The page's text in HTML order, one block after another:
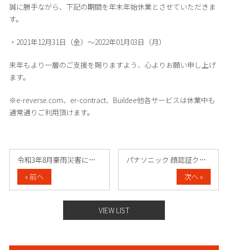
誠に勝手ながら、下記の期間を年末年始休業とさせていただきま
す。
・2021年12月31日（金）～2022年01月03日（月）
来年もより一層のご支援を賜りますよう、心よりお願い申し上げ
ます。
※e-reverse.com、er-contract、Buildee他各サービスは休業中も
通常通りご利用頂けます。
令和3年8月豪雨災害に対する義援金支援に……
« 前へ
パナソニック 顔認証クラウドサービス パ……
次へ »
VIEW LIST